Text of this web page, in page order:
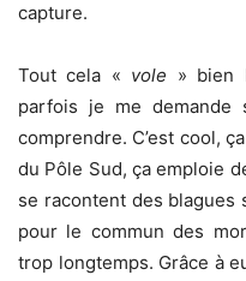
capture.
Tout cela « vole » bien
parfois je me
comprendre. C’est cool,
du Pôle Sud, ça emploie
se racontent des
pour le commun des
trop longtemps. Grâce à